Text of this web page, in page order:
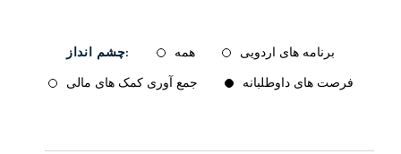
چشم انداز: همه برنامه های اردویی
جمع آوری کمک های مالی فرصت های داوطلبانه